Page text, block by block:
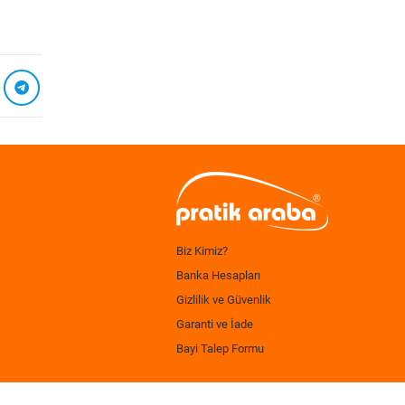
Biz Kimiz?
Banka Hesapları
Gizlilik ve Güvenlik
Garanti ve İade
Bayi Talep Formu